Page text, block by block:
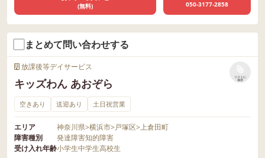
(無料) 050-3177-2858
まとめて問い合わせする
放課後等デイサービス
キッズわん あおぞら
リストに
保存
空きあり 送迎あり 土日祝営業
エリア 神奈川県>横浜市>戸塚区>上倉田町
障害種別
発達障害知的障害
受け入れ年齢小学生中学生高校生